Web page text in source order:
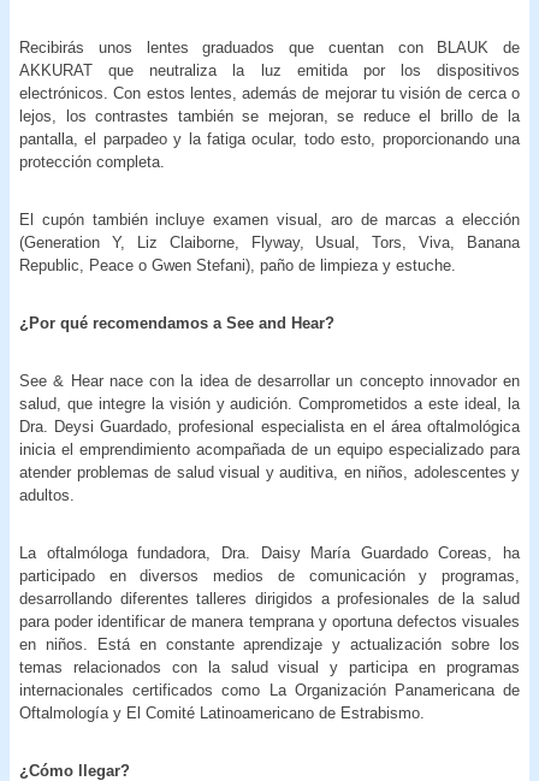
Recibirás unos lentes graduados que cuentan con BLAUK de
AKKURAT que neutraliza la luz emitida por los dispositivos
electrónicos. Con estos lentes, además de mejorar tu visión de cerca o
lejos, los contrastes también se mejoran, se reduce el brillo de la
pantalla, el parpadeo y la fatiga ocular, todo esto, proporcionando una
protección completa.
El cupón también incluye examen visual, aro de marcas a elección
(Generation Y, Liz Claiborne, Flyway, Usual, Tors, Viva, Banana
Republic, Peace o Gwen Stefani), paño de limpieza y estuche.
¿Por qué recomendamos a See and Hear?
See & Hear nace con la idea de desarrollar un concepto innovador en
salud, que integre la visión y audición. Comprometidos a este ideal, la
Dra. Deysi Guardado, profesional especialista en el área oftalmológica
inicia el emprendimiento acompañada de un equipo especializado para
atender problemas de salud visual y auditiva, en niños, adolescentes y
adultos.
La oftalmóloga fundadora, Dra. Daisy María Guardado Coreas, ha
participado en diversos medios de comunicación y programas,
desarrollando diferentes talleres dirigidos a profesionales de la salud
para poder identificar de manera temprana y oportuna defectos visuales
en niños. Está en constante aprendizaje y actualización sobre los
temas relacionados con la salud visual y participa en programas
internacionales certificados como La Organización Panamericana de
Oftalmología y El Comité Latinoamericano de Estrabismo.
¿Cómo llegar?